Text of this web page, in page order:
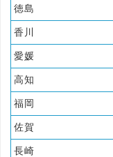
徳島
香川
愛媛
高知
福岡
佐賀
長崎